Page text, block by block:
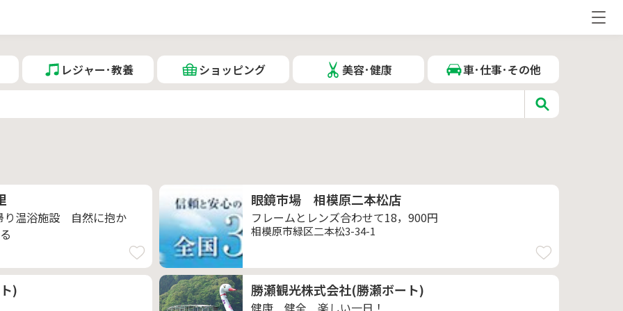
レジャー･教養 ショッピング 美容･健康 車･仕事･その他
温浴施設 自然に抱か
眼鏡市場 相模原二本松店
フレームとレンズ合わせて18，900円
相模原市緑区二本松3-34-1
) 勝瀬観光株式会社(勝瀬ボート)
健康 健全 楽しい一日！